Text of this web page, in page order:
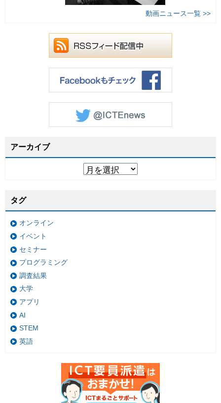
動画ニュース一覧 >>
アーカイブ
タグ
オンライン
イベント
セミナー
プログラミング
調査結果
大学
アプリ
AI
STEM
英語